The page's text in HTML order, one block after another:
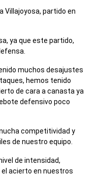
Villajoyosa, partido en
ya que este partido,
muchos desajustes
hemos tenido
de cara a canasta ya
defensivo poco
competitividad y
de nuestro equipo.
de intensidad,
acierto en nuestros